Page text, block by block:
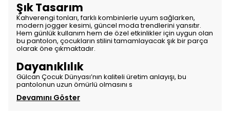
Şık Tasarım
Kahverengi tonları, farklı kombinlerle uyum sağlarken,
modern jogger kesimi, güncel moda trendlerini yansıtır.
Hem günlük kullanım hem de özel etkinlikler için uygun olan
bu pantolon, çocukların stilini tamamlayacak şık bir parça
olarak öne çıkmaktadır.
Dayanıklılık
Gülcan Çocuk Dünyası’nın kaliteli üretim anlayışı, bu
pantolonun uzun ömürlü olmasını s
Devamını Göster